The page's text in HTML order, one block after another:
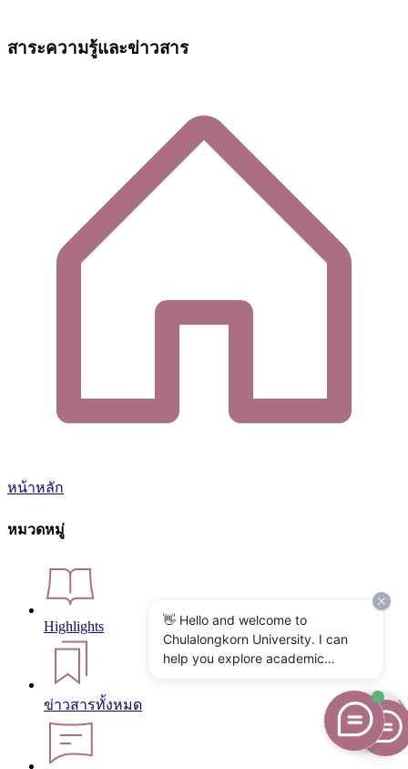
สาระความรู้และข่าวสาร
หน้าหลัก
หมวดหมู่
Highlights
ข่าวสารทั้งหมด
👋 Hello and welcome to
Chulalongkorn University. I can
help you explore academic